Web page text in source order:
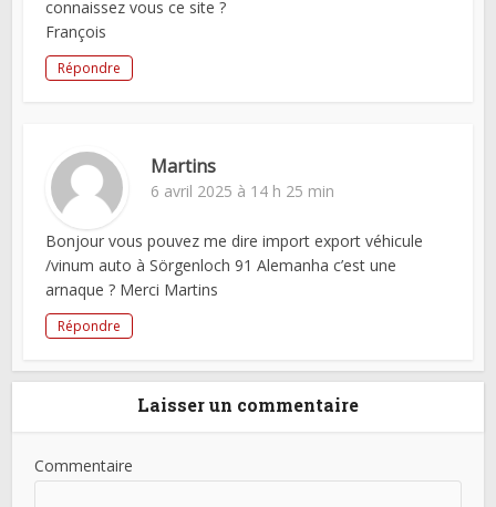
connaissez vous ce site ?
François
Répondre
Martins
6 avril 2025 à 14 h 25 min
Bonjour vous pouvez me dire import export véhicule
/vinum auto à Sörgenloch 91 Alemanha c’est une
arnaque ? Merci Martins
Répondre
Laisser un commentaire
Commentaire